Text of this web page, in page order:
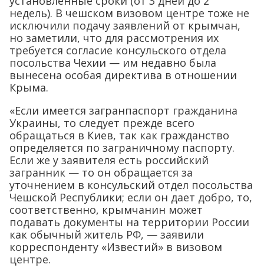
недель). В чешском визовом центре тоже не
исключили подачу заявлений от крымчан,
но заметили, что для рассмотрения их
требуется согласие консульского отдела
посольства Чехии — им недавно была
вынесена особая директива в отношении
Крыма.
«Если имеется загранпаспорт гражданина
Украины, то следует прежде всего
обращаться в Киев, так как гражданство
определяется по заграничному паспорту.
Если же у заявителя есть российский
загранник — то он обращается за
уточнением в консульский отдел посольства
Чешской Республики; если он дает добро, то,
соответственно, крымчанин может
подавать документы на территории России
как обычный житель РФ, — заявили
корреспонденту «Известий» в визовом
центре.